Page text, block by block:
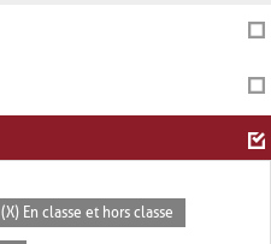
(X) En classe et hors classe